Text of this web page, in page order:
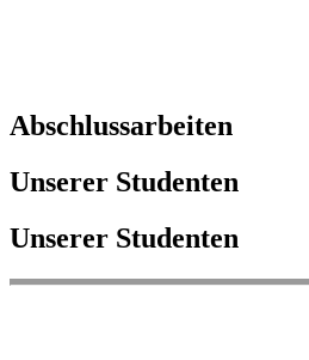
Abschlussarbeiten
Unserer Studenten
Unserer Studenten